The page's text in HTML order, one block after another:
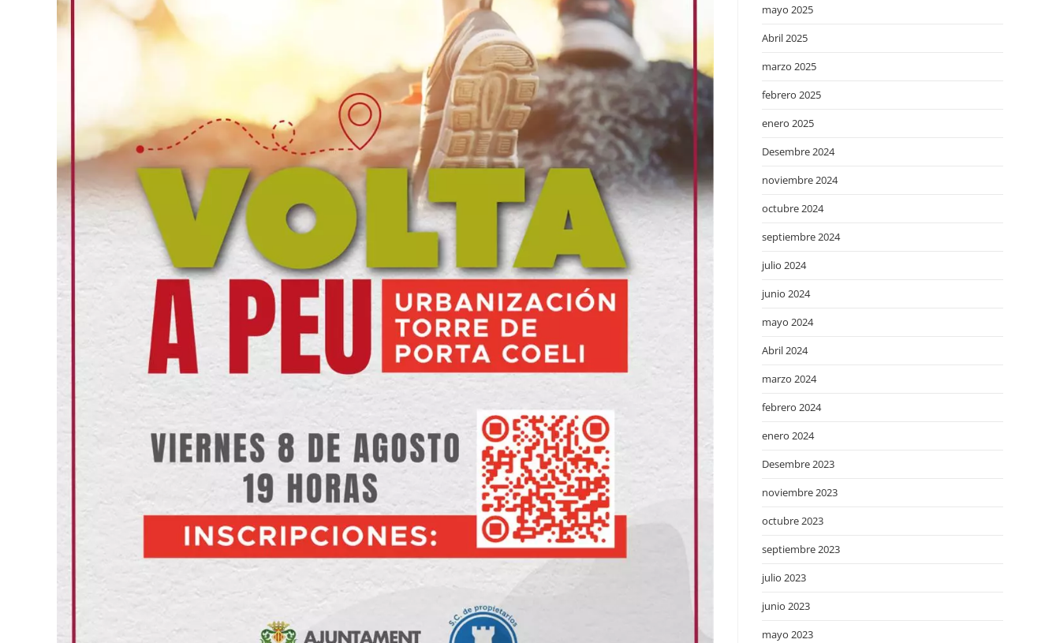
mayo 2025
Abril 2025
marzo 2025
febrero 2025
enero 2025
Desembre 2024
noviembre 2024
octubre 2024
septiembre 2024
julio 2024
junio 2024
mayo 2024
Abril 2024
marzo 2024
febrero 2024
enero 2024
Desembre 2023
noviembre 2023
octubre 2023
septiembre 2023
julio 2023
junio 2023
mayo 2023